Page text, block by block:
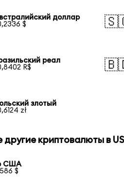
доллар
$
реал
R$
злотый
zł
другие криптовалюты в
США
$